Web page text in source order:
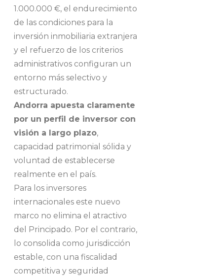
1.000.000 €, el endurecimiento
de las condiciones para la
inversión inmobiliaria extranjera
y el refuerzo de los criterios
administrativos configuran un
entorno más selectivo y
estructurado.
Andorra apuesta claramente
por un perfil de inversor con
visión a largo plazo,
capacidad patrimonial sólida y
voluntad de establecerse
realmente en el país.
Para los inversores
internacionales este nuevo
marco no elimina el atractivo
del Principado. Por el contrario,
lo consolida como jurisdicción
estable, con una fiscalidad
competitiva y seguridad